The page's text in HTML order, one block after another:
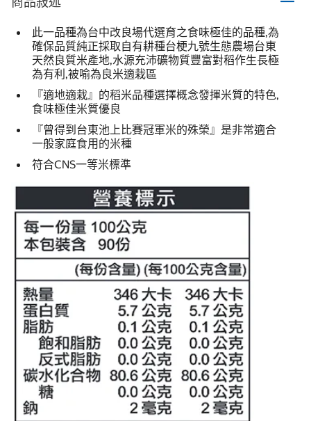
此一品種為台中改良場代選育之食味極佳的品種,為
確保品質純正採取自有耕種台梗九號生態農場台東
天然良質米產地,水源充沛礦物質豐富對稻作生長極
為有利,被喻為良米適栽區
『適地適栽』的稻米品種選擇概念發揮米質的特色,
食味極佳米質優良
『曾得到台東池上比賽冠軍米的殊榮』是非常適合
一般家庭食用的米種
符合CNS一等米標準